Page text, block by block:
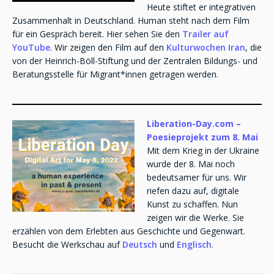
Heute stiftet er integrativen
Zusammenhalt in Deutschland. Human steht nach dem Film
für ein Gespräch bereit. Hier sehen Sie den Trailer auf
YouTube. Wir zeigen den Film auf den Kulturwochen Iran, die
von der Heinrich-Böll-Stiftung und der Zentralen Bildungs- und
Beratungsstelle für Migrant*innen getragen werden.
Liberation-Day.com –
Poesieprojekt zum 8. Mai
Mit dem Krieg in der Ukraine
wurde der 8. Mai noch
bedeutsamer für uns. Wir
riefen dazu auf, digitale
Kunst zu schaffen. Nun
zeigen wir die Werke. Sie
erzählen von dem Erlebten aus Geschichte und Gegenwart.
Besucht die Werkschau auf Deutsch und Englisch.